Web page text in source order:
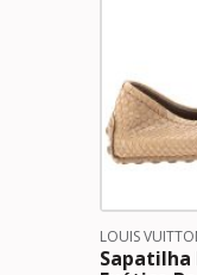
LOUIS
Sapatilha